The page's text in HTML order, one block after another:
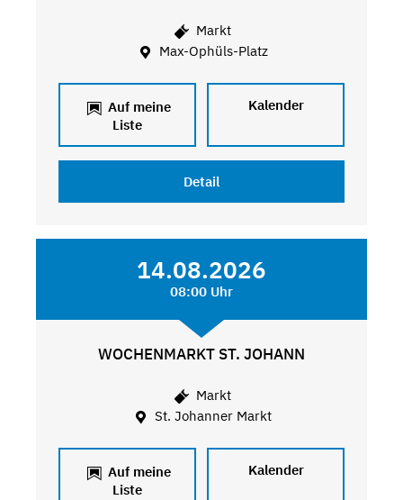
Markt
Max-Ophüls-Platz
Auf meine
Liste
Kalender
Detail
14.08.2026
08:00 Uhr
WOCHENMARKT ST. JOHANN
Markt
St. Johanner Markt
Auf meine
Liste
Kalender